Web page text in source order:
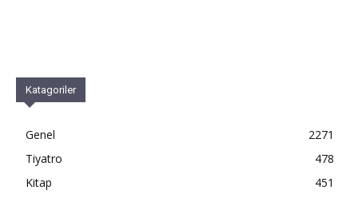
Katagoriler
Genel
2271
Tiyatro
478
Kitap
451